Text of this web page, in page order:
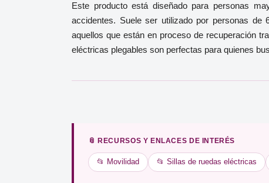
Este producto está diseñado para personas
accidentes. Suele ser utilizado por personas de
aquellos que están en proceso de recuperación
eléctricas plegables son perfectas para quienes
📎 RECURSOS Y ENLACES DE INTERÉS
📂 Movilidad 📂 Sillas de ruedas eléctricas